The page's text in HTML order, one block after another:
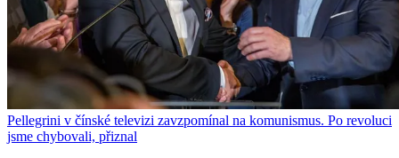
Pellegrini v čínské televizi zavzpomínal na komunismus. Po revoluci
jsme chybovali, přiznal